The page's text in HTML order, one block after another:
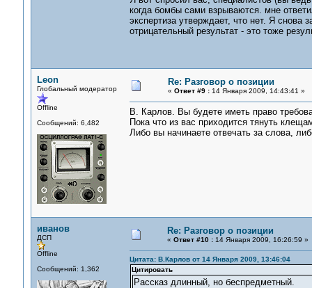
когда бомбы сами взрываются. мне
экспертиза утверждает, что нет. Я снова
отрицательный результат - это тоже
Leon
Глобальный модератор
Offline
Сообщений: 6,482
Re: Разговор о позиции
« Ответ #9 :14 Января 2009, 14:43:41 »
В. Карлов. Вы будете иметь право
Пока что из вас приходится тянуть
Либо вы начинаете отвечать за слова,
иванов
ДСП
Offline
Сообщений: 1,362
Re: Разговор о позиции
« Ответ #10 :14 Января 2009, 16:26:59 »
Цитата: В.Карлов от 14 Января 2009, 13:46:04
Цитировать
Рассказ длинный, но беспредметный.